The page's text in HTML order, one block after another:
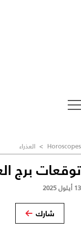
Horoscopes
> العذراء
توقعات برج العذراء
13 أيلول 2025
شارك